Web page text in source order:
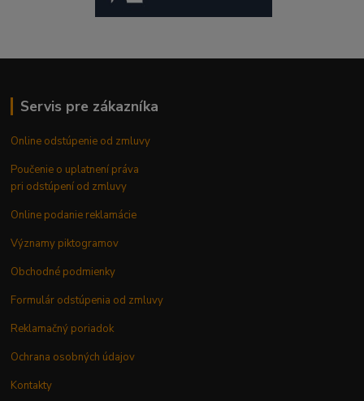
Servis pre zákazníka
Online odstúpenie od zmluvy
Poučenie o uplatnení práva
pri odstúpení od zmluvy
Online podanie reklamácie
Významy piktogramov
Obchodné podmienky
Formulár odstúpenia od zmluvy
Reklamačný poriadok
Ochrana osobných údajov
Kontakty